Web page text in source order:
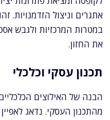
אתגרים וניצול הזדמנויות.
במטרות המרכזיות ולגבש
את החזון.
תכנון עסקי וכלכלי
הבנה של האילוצים
מהתכנון העסקי. נדאג